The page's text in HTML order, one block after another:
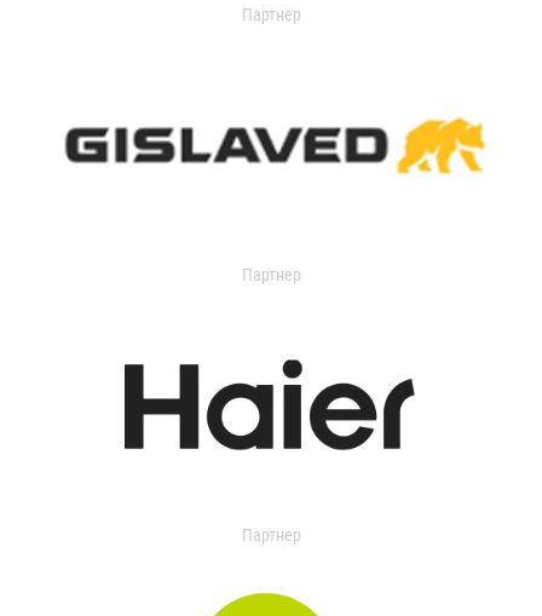
Партнер
Партнер
Партнер